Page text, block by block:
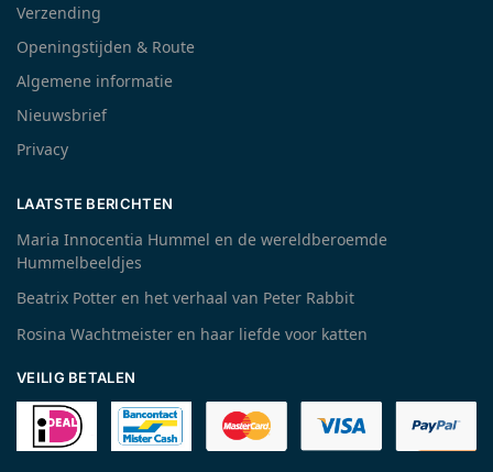
Verzending
Openingstijden & Route
Algemene informatie
Nieuwsbrief
Privacy
LAATSTE BERICHTEN
Maria Innocentia Hummel en de wereldberoemde
Hummelbeeldjes
Beatrix Potter en het verhaal van Peter Rabbit
Rosina Wachtmeister en haar liefde voor katten
VEILIG BETALEN